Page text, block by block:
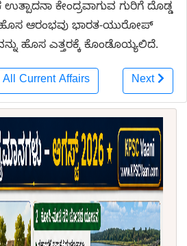
ಕೇಂದ್ರವಾಗುವ ಗುರಿಗೆ ದೊಡ್ಡ
ಆರಂಭವು ಭಾರತ-ಯುರೋಪ್
ಹೊಸ ಎತ್ತರಕ್ಕೆ ಕೊಂಡೊಯ್ಯಲಿದೆ.
All Current Affairs Next